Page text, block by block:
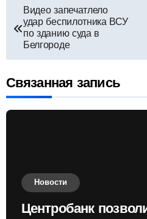
Навигация
по
записям
Видео запечатлело
удар беспилотника ВСУ
по зданию суда в
Белгороде
Связанная запись
Новости
Центробанк